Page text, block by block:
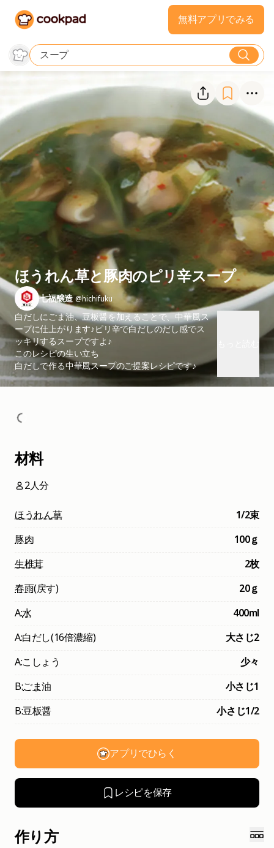
無料アプリでみる
ほうれん草と豚肉のピリ辛スープ
七福醸造@hichifuku
白だしにごま油、豆板醤を加えることで、中華風ス
ープに仕上がります♪ピリ辛で白だしのだし感でス
ッキリするスープですよ♪
このレシピの生い立ち
白だしで作る中華風スープのご提案レシピです♪
材料
2人分
ほうれん草
1/2束
豚肉
100ｇ
生椎茸
2枚
春雨(戻す)
20ｇ
A:水
400ml
A:白だし(16倍濃縮)
大さじ2
A:こしょう
少々
B:ごま油
小さじ1
B:豆板醤
小さじ1/2
アプリでひらく
レシピを保存
作り方